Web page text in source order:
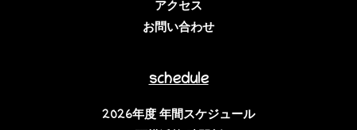
schedule
2026年度 年間スケジュール
アクセス
お問い合わせ